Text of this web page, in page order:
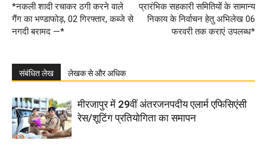
*नकली शादी रचाकर ठगी करने वाले
गैंग का भण्डाफोड़, 02 गिरफ्तार, कब्जे से
नगदी बरामद —*
प्रारंभिक सहकारी समितियों के सामान्य
निकाय के निर्वाचन हेतु अभिलेख 06
फरवरी तक कराएं उपलब्ध*
संबंधित लेख लेखक से और अधिक
मीरजापुर में 29वीं अंतरजनपदीय एलार्म एफिसिएंसी
रेस/शूटिंग प्रतियोगिता का समापन